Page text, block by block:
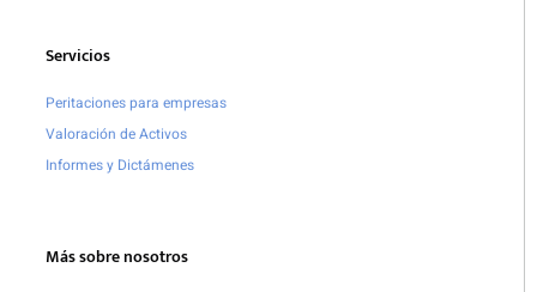
Servicios
Peritaciones para empresas
Valoración de Activos
Informes y Dictámenes
Más sobre nosotros